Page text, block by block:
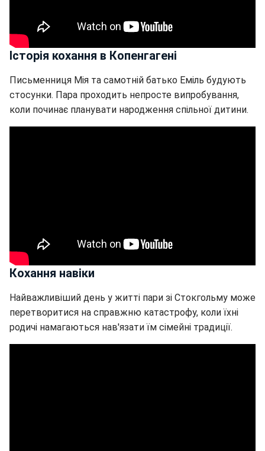
Історія кохання в Копенгагені
Письменниця Мія та самотній батько Еміль будують
стосунки. Пара проходить непросте випробування,
коли починає планувати народження спільної дитини.
Кохання навіки
Найважливіший день у житті пари зі Стокгольму може
перетворитися на справжню катастрофу, коли їхні
родичі намагаються нав'язати їм сімейні традиції.